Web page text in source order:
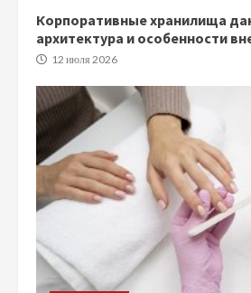
Корпоративные хранилища
архитектура и особенности
12 июля 2026